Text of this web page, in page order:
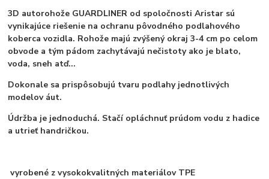
3D autorohože GUARDLINER od spoločnosti Aristar sú
vynikajúce riešenie na ochranu pôvodného podlahového
koberca vozidla. Rohože majú zvýšený okraj 3-4 cm po celom
obvode a tým pádom zachytávajú nečistoty ako je blato,
voda, sneh atď...
Dokonale sa prispôsobujú tvaru podlahy jednotlivých
modelov áut.
Údržba je jednoduchá. Stačí opláchnuť prúdom vodu z hadice
a utrieť handričkou.
vyrobené z vysokokvalitných materiálov TPE